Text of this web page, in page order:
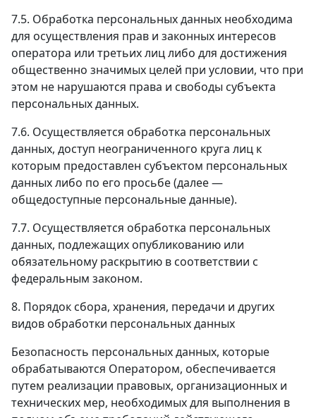
7.5. Обработка персональных данных необходима
для осуществления прав и законных интересов
оператора или третьих лиц либо для достижения
общественно значимых целей при условии, что при
этом не нарушаются права и свободы субъекта
персональных данных.
7.6. Осуществляется обработка персональных
данных, доступ неограниченного круга лиц к
которым предоставлен субъектом персональных
данных либо по его просьбе (далее —
общедоступные персональные данные).
7.7. Осуществляется обработка персональных
данных, подлежащих опубликованию или
обязательному раскрытию в соответствии с
федеральным законом.
8. Порядок сбора, хранения, передачи и других
видов обработки персональных данных
Безопасность персональных данных, которые
обрабатываются Оператором, обеспечивается
путем реализации правовых, организационных и
технических мер, необходимых для выполнения в